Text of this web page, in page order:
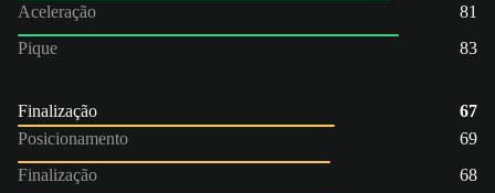
Aceleração
81
Pique
83
Finalização
67
Posicionamento
69
Finalização
68